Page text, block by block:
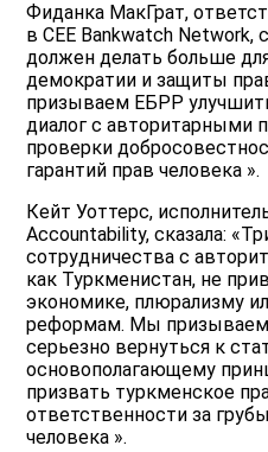
Фиданка МакГрат,
в CEE Bankwatch
должен делать больше
демократии и защиты
призываем ЕБРР
диалог с авторитарными
проверки
гарантий прав человека ».
Кейт Уоттерс,
Accountability, сказала:
сотрудничества с
как Туркменистан, не
экономике, плюрализму
реформам. Мы
серьезно вернуться к
основополагающему
призвать туркменское
ответственности за
человека ».